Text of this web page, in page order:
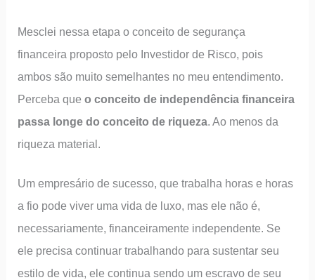
Mesclei nessa etapa o conceito de segurança
financeira proposto pelo Investidor de Risco, pois
ambos são muito semelhantes no meu entendimento.
Perceba queo conceito de independência financeira
passa longe do conceito de riqueza. Ao menos da
riqueza material.
Um empresário de sucesso, que trabalha horas e horas
a fio pode viver uma vida de luxo, mas ele não é,
necessariamente, financeiramente independente. Se
ele precisa continuar trabalhando para sustentar seu
estilo de vida, ele continua sendo um escravo de seu